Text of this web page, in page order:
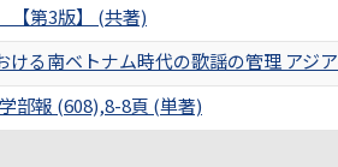
第3版】 (共著)
ける南ベトナム時代の歌謡の管理 アジ
部報 (608),8-8頁 (単著)